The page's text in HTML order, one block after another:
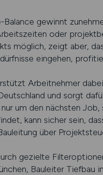
gewinnt
oder
möglich, zeigt aber,
eingehen,
Arbeitnehmer
und sorgt
um den nächsten
kann sicher sein,
über
gezielte
Bauleiter Tiefbau